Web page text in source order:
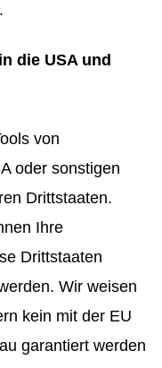
die USA und
von
oder sonstigen
Drittstaaten.
Ihre
Drittstaaten
Wir weisen
kein mit der EU
garantiert werden